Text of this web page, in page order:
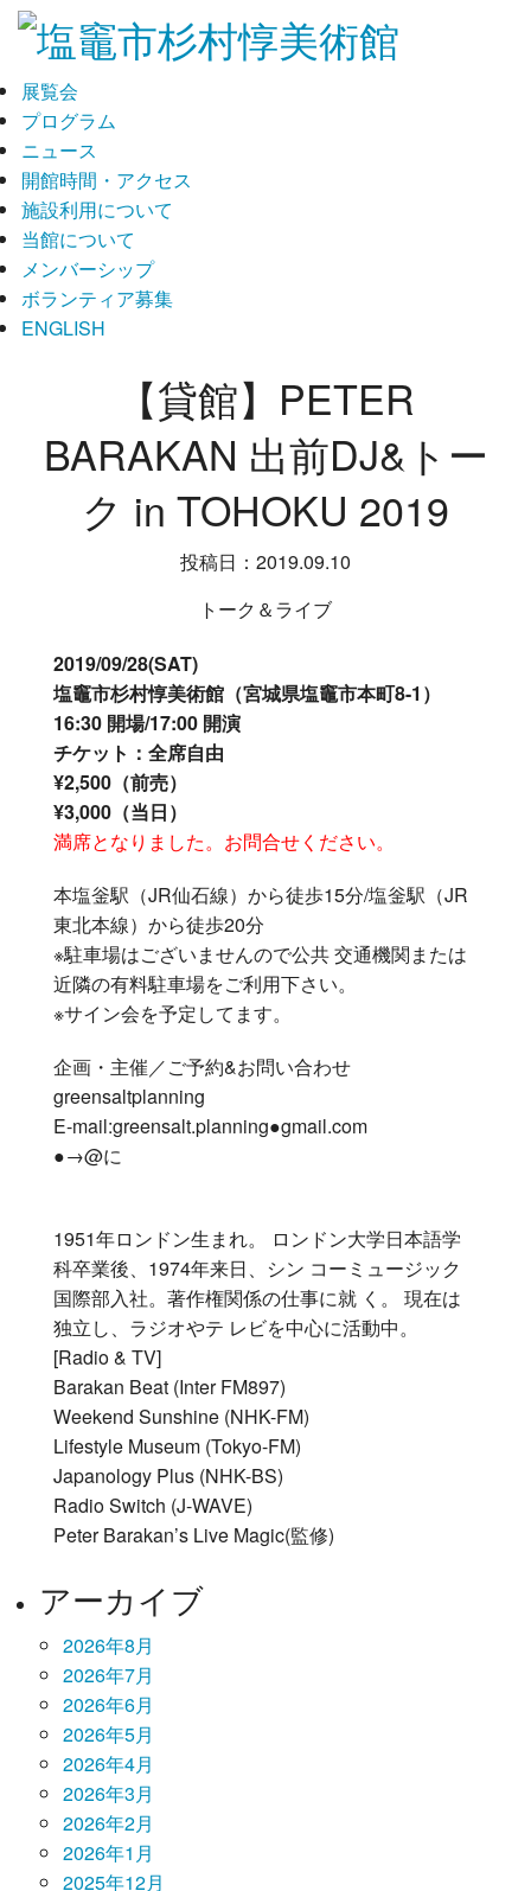
展覧会
プログラム
ニュース
開館時間・アクセス
施設利用について
当館について
メンバーシップ
ボランティア募集
ENGLISH
【貸館】PETER
BARAKAN 出前DJ&トー
ク in TOHOKU 2019
投稿日：2019.09.10
トーク＆ライブ
2019/09/28(SAT)
塩竈市杉村惇美術館（宮城県塩竈市本町8-1）
16:30 開場/17:00 開演
チケット：全席自由
¥2,500（前売）
¥3,000（当日）
満席となりました。お問合せください。
本塩釡駅（JR仙石線）から徒歩15分/塩釡駅（JR
東北本線）から徒歩20分
※駐車場はございませんので公共 交通機関または
近隣の有料駐車場をご利用下さい。
※サイン会を予定してます。
企画・主催／ご予約&お問い合わせ
greensaltplanning
E-mail:greensalt.planning●gmail.com
●→@に
1951年ロンドン生まれ。 ロンドン大学日本語学
科卒業後、1974年来日、シン コーミュージック
国際部入社。著作権関係の仕事に就 く。 現在は
独立し、ラジオやテ レビを中心に活動中。
[Radio & TV]
Barakan Beat (Inter FM897)
Weekend Sunshine (NHK-FM)
Lifestyle Museum (Tokyo-FM)
Japanology Plus (NHK-BS)
Radio Switch (J-WAVE)
Peter Barakan’s Live Magic(監修)
アーカイブ
2026年8月
2026年7月
2026年6月
2026年5月
2026年4月
2026年3月
2026年2月
2026年1月
2025年12月